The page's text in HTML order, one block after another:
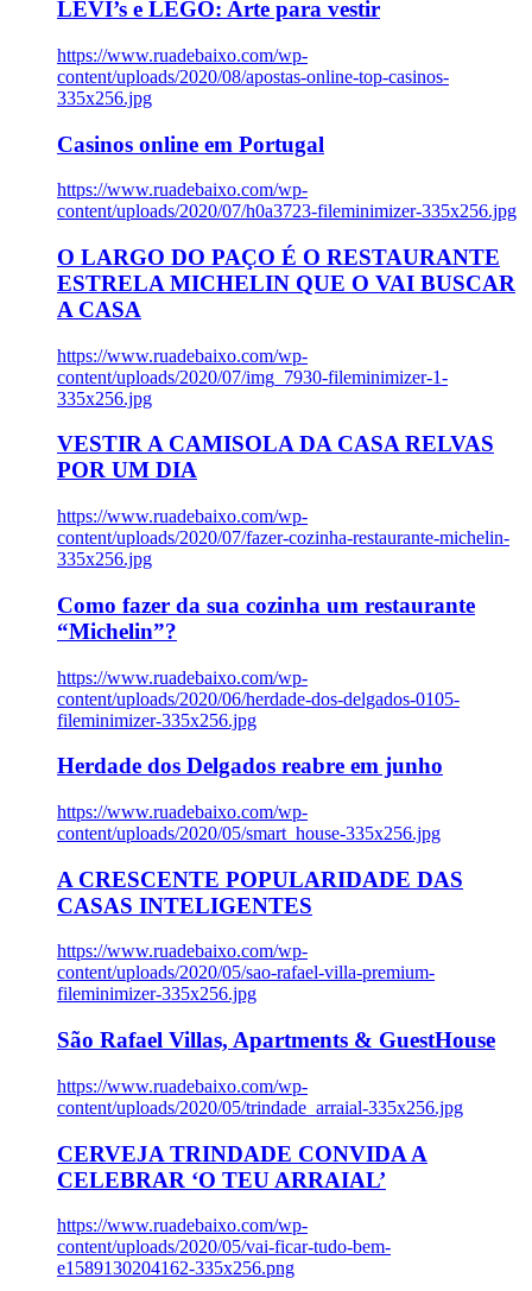
LEVI’s e LEGO: Arte para vestir
https://www.ruadebaixo.com/wp-
content/uploads/2020/08/apostas-online-top-casinos-
335x256.jpg
Casinos online em Portugal
https://www.ruadebaixo.com/wp-
content/uploads/2020/07/h0a3723-fileminimizer-335x256.jpg
O LARGO DO PAÇO É O RESTAURANTE
ESTRELA MICHELIN QUE O VAI BUSCAR
A CASA
https://www.ruadebaixo.com/wp-
content/uploads/2020/07/img_7930-fileminimizer-1-
335x256.jpg
VESTIR A CAMISOLA DA CASA RELVAS
POR UM DIA
https://www.ruadebaixo.com/wp-
content/uploads/2020/07/fazer-cozinha-restaurante-michelin-
335x256.jpg
Como fazer da sua cozinha um restaurante
“Michelin”?
https://www.ruadebaixo.com/wp-
content/uploads/2020/06/herdade-dos-delgados-0105-
fileminimizer-335x256.jpg
Herdade dos Delgados reabre em junho
https://www.ruadebaixo.com/wp-
content/uploads/2020/05/smart_house-335x256.jpg
A CRESCENTE POPULARIDADE DAS
CASAS INTELIGENTES
https://www.ruadebaixo.com/wp-
content/uploads/2020/05/sao-rafael-villa-premium-
fileminimizer-335x256.jpg
São Rafael Villas, Apartments & GuestHouse
https://www.ruadebaixo.com/wp-
content/uploads/2020/05/trindade_arraial-335x256.jpg
CERVEJA TRINDADE CONVIDA A
CELEBRAR ‘O TEU ARRAIAL’
https://www.ruadebaixo.com/wp-
content/uploads/2020/05/vai-ficar-tudo-bem-
e1589130204162-335x256.png